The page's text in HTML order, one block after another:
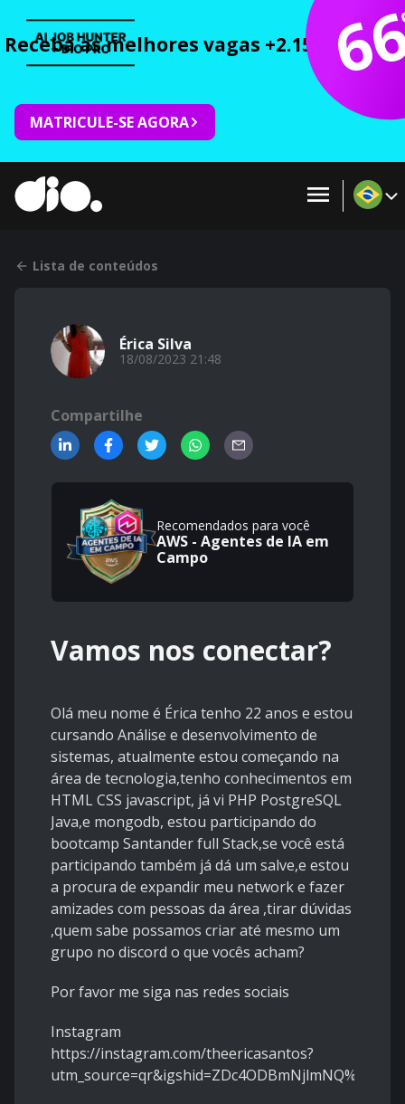
Receba as melhores vagas +2.150 cursos
MATRICULE-SE AGORA
Lista de conteúdos
Érica Silva
18/08/2023 21:48
Compartilhe
Recomendados para você
AWS - Agentes de IA em
Campo
Vamos nos conectar?
Olá meu nome é Érica tenho 22 anos e estou
cursando Análise e desenvolvimento de
sistemas, atualmente estou começando na
área de tecnologia,tenho conhecimentos em
HTML CSS javascript, já vi PHP PostgreSQL
Java,e mongodb, estou participando do
bootcamp Santander full Stack,se você está
participando também já dá um salve,e estou
a procura de expandir meu network e fazer
amizades com pessoas da área ,tirar dúvidas
,quem sabe possamos criar até mesmo um
grupo no discord o que vocês acham?
Por favor me siga nas redes sociais
Instagram
https://instagram.com/theericasantos?
utm_source=qr&igshid=ZDc4ODBmNjlmNQ%3D%3D